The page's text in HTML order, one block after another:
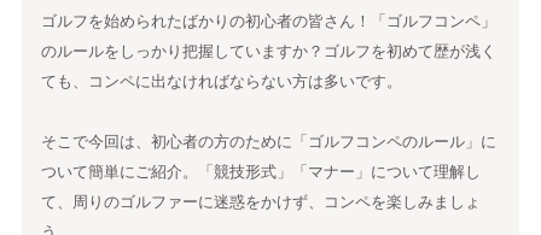
ゴルフを始められたばかりの初心者の皆さん！「ゴルフコンペ」
のルールをしっかり把握していますか？ゴルフを初めて歴が浅く
ても、コンペに出なければならない方は多いです。
そこで今回は、初心者の方のために「ゴルフコンペのルール」に
ついて簡単にご紹介。「競技形式」「マナー」について理解し
て、周りのゴルファーに迷惑をかけず、コンペを楽しみましょ